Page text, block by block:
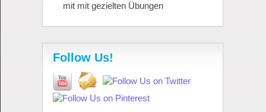
mit mit gezielten Übungen
Follow Us!